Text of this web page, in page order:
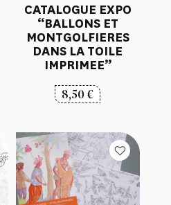
CATALOGUE EXPO
“BALLONS ET
MONTGOLFIERES
DANS LA TOILE
IMPRIMEE”
8,50€